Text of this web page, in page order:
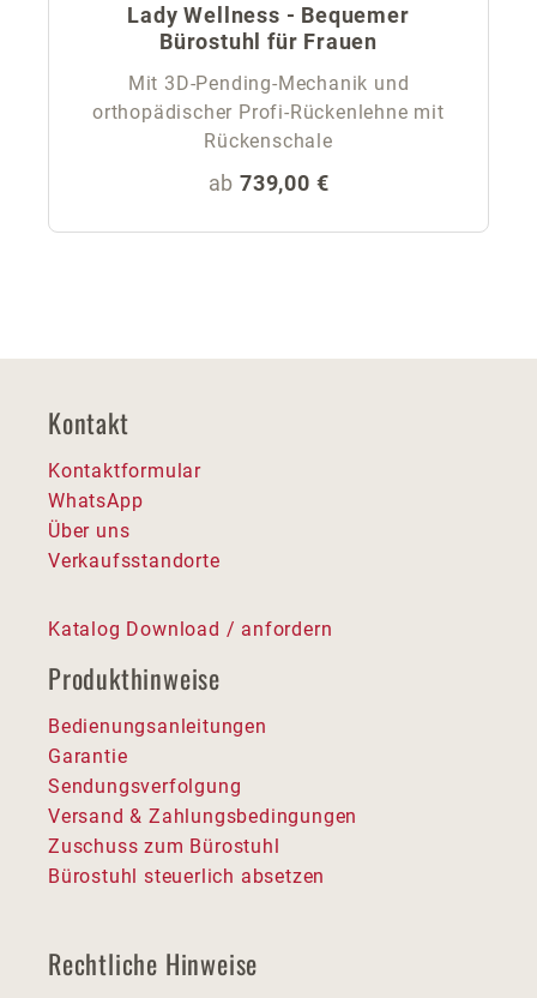
Lady Wellness - Bequemer
Bürostuhl für Frauen
Mit 3D-Pending-Mechanik und
orthopädischer Profi-Rückenlehne mit
Rückenschale
Regulärer Preis:
ab 739,00 €
Kontakt
Kontaktformular
WhatsApp
Über uns
Verkaufsstandorte
Katalog Download / anfordern
Produkthinweise
Bedienungsanleitungen
Garantie
Sendungsverfolgung
Versand & Zahlungsbedingungen
Zuschuss zum Bürostuhl
Bürostuhl steuerlich absetzen
Rechtliche Hinweise